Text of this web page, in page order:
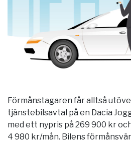
Förmånstagaren får alltså
tjänstebilsavtal på en Dacia
med ett nypris på 269 900 kr
4 980 kr/mån. Bilens